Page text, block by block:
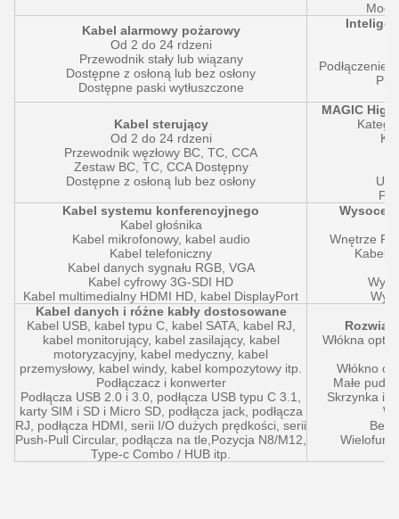
Kabel alarmowy pożarowy
Od 2 do 24 rdzeni
Przewodnik stały lub wiązany
Dostępne z osłoną lub bez osłony
Dostępne paski wytłuszczone
Podłączenie
Kabel sterujący
Od 2 do 24 rdzeni
Przewodnik węzłowy BC, TC, CCA
Zestaw BC, TC, CCA Dostępny
Dostępne z osłoną lub bez osłony
MAGIC
U/
Kabel systemu konferencyjnego
Kabel głośnika
Kabel mikrofonowy, kabel audio
Kabel telefoniczny
Kabel danych sygnału RGB, VGA
Kabel cyfrowy 3G-SDI HD
Kabel multimedialny HDMI HD, kabel DisplayPort
Wysoce
Wnętrze
Kabel
Kabel danych i różne kabły dostosowane
Kabel USB, kabel typu C, kabel SATA, kabel RJ,
kabel monitorujący, kabel zasilający, kabel
motoryzacyjny, kabel medyczny, kabel
przemysłowy, kabel windy, kabel kompozytowy itp.
Podłączacz i konwerter
Podłącza USB 2.0 i 3.0, podłącza USB typu C 3.1,
karty SIM i SD i Micro SD, podłącza jack, podłącza
RJ, podłącza HDMI, serii I/O dużych prędkości, serii
Push-Pull Circular, podłącza na tle,Pozycja N8/M12,
Type-c Combo / HUB itp.
Włókna
Włókno
Małe
Skrzynka